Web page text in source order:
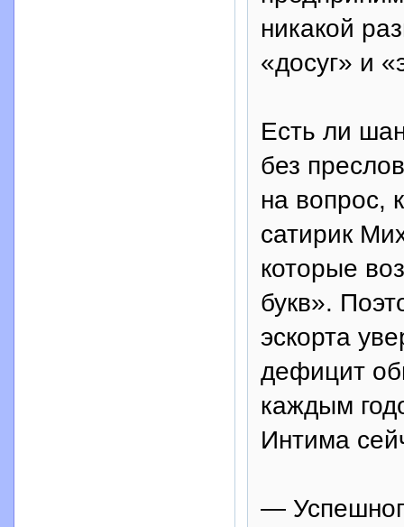
никакой
«досуг» и
Есть ли
без
на вопрос,
сатирик
которые
букв».
эскорта
дефицит
каждым
Интима
—